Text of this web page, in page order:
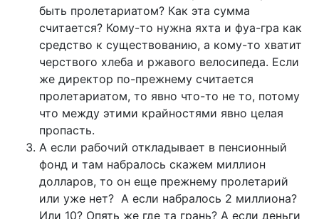
быть пролетариатом? Как эта сумма
считается? Кому-то нужна яхта и фуа-гра как
средство к существованию, а кому-то хватит
черствого хлеба и ржавого велосипеда. Если
же директор по-прежнему считается
пролетариатом, то явно что-то не то, потому
что между этими крайностями явно целая
пропасть.
А если рабочий откладывает в пенсионный
фонд и там набралось скажем миллион
долларов, то он еще прежнему пролетарий
или уже нет? А если набралось 2 миллиона?
Или 10? Опять же где та грань? А если деньги